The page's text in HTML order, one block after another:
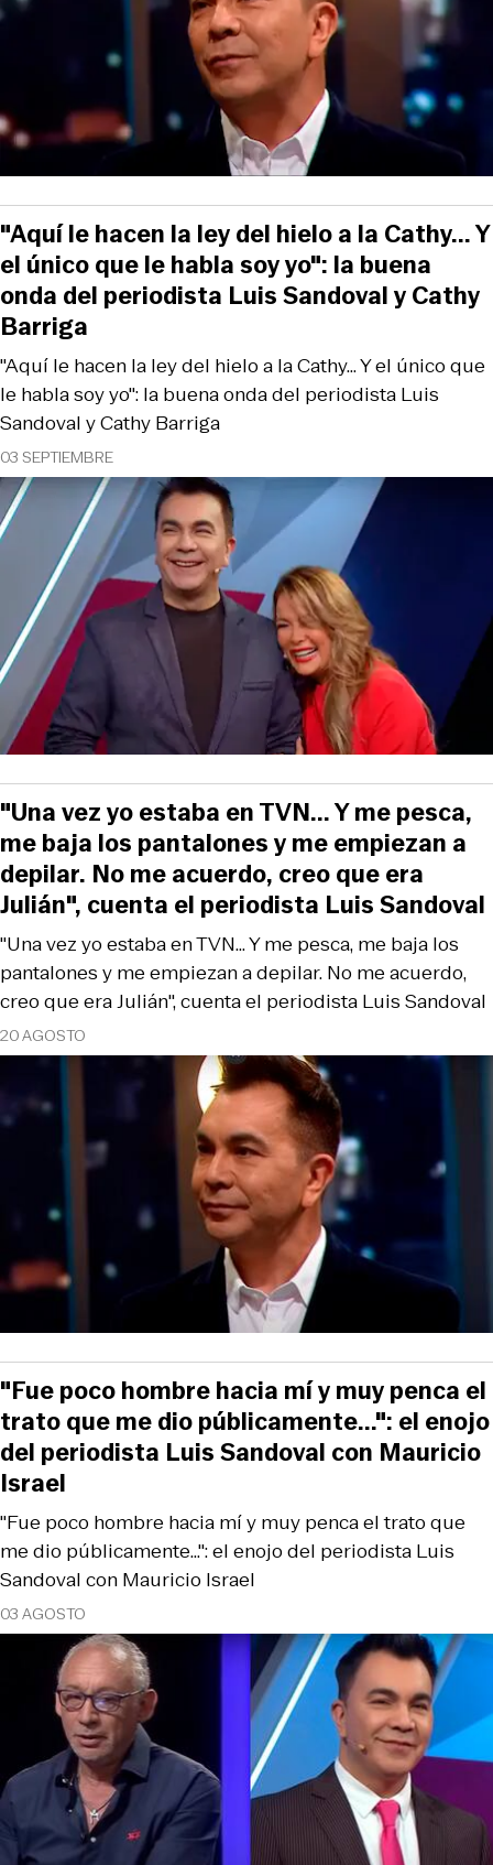
03 SEPTIEMBRE
"Aquí le hacen la ley del hielo a la Cathy... Y el único que
le habla soy yo": la buena onda del periodista Luis
Sandoval y Cathy Barriga
"Aquí le hacen la ley del hielo a la Cathy... Y
el único que le habla soy yo": la buena
onda del periodista Luis Sandoval y Cathy
Barriga
20 AGOSTO
"Una vez yo estaba en TVN... Y me pesca, me baja los
pantalones y me empiezan a depilar. No me acuerdo,
creo que era Julián", cuenta el periodista Luis Sandoval
"Una vez yo estaba en TVN... Y me pesca,
me baja los pantalones y me empiezan a
depilar. No me acuerdo, creo que era
Julián", cuenta el periodista Luis Sandoval
03 AGOSTO
"Fue poco hombre hacia mí y muy penca el trato que
me dio públicamente...": el enojo del periodista Luis
Sandoval con Mauricio Israel
"Fue poco hombre hacia mí y muy penca el
trato que me dio públicamente...": el enojo
del periodista Luis Sandoval con Mauricio
Israel